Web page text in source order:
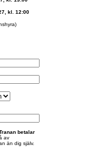
kl. 12:00
betalar
av
än dig själv.